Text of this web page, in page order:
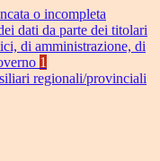
o incompleta
dati da parte dei titolari
di amministrazione, di
1
regionali/provinciali